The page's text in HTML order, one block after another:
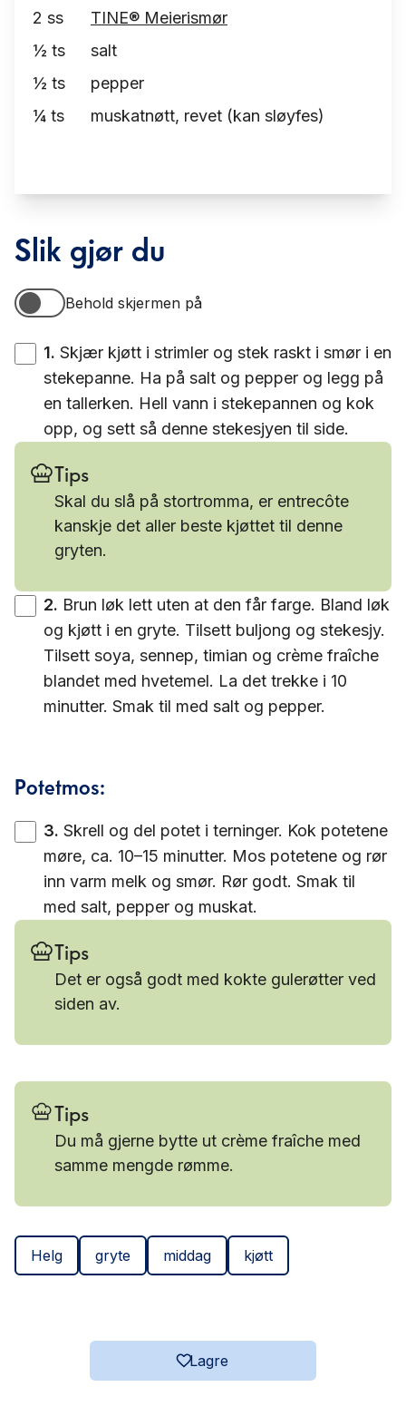
2 ss
TINE® Meierismør
½ ts
salt
½ ts
pepper
¼ ts muskatnøtt, revet (kan sløyfes)
Slik gjør du
Behold skjermen på
Behold skjermen på
1. Skjær kjøtt i strimler og stek raskt i smør i en
stekepanne. Ha på salt og pepper og legg på
en tallerken. Hell vann i stekepannen og kok
opp, og sett så denne stekesjyen til side.
Tips
Skal du slå på stortromma, er entrecôte
kanskje det aller beste kjøttet til denne
gryten.
2. Brun løk lett uten at den får farge. Bland løk
og kjøtt i en gryte. Tilsett buljong og stekesjy.
Tilsett soya, sennep, timian og crème fraîche
blandet med hvetemel. La det trekke i 10
minutter. Smak til med salt og pepper.
Potetmos:
3. Skrell og del potet i terninger. Kok potetene
møre, ca. 10–15 minutter. Mos potetene og rør
inn varm melk og smør. Rør godt. Smak til
med salt, pepper og muskat.
Tips
Det er også godt med kokte gulerøtter ved
siden av.
Tips
Du må gjerne bytte ut crème fraîche med
samme mengde rømme.
Helg gryte middag kjøtt
Lagre